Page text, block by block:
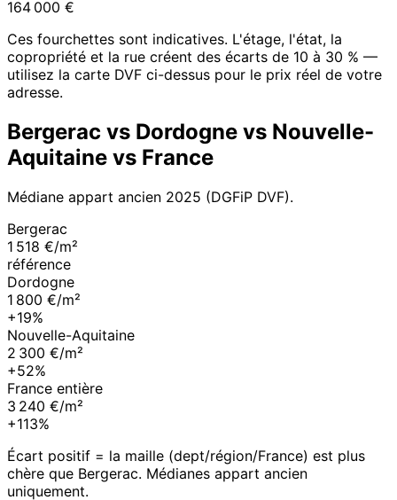
164 000 €
Ces fourchettes sont indicatives. L'étage, l'état, la
copropriété et la rue créent des écarts de 10 à 30 % —
utilisez la carte DVF ci-dessus pour le prix réel de votre
adresse.
Bergerac vs Dordogne vs Nouvelle-
Aquitaine vs France
Médiane appart ancien 2025 (DGFiP DVF).
Bergerac
1 518 €/m²
référence
Dordogne
1 800 €/m²
+19%
Nouvelle-Aquitaine
2 300 €/m²
+52%
France entière
3 240 €/m²
+113%
Écart positif = la maille (dept/région/France) est plus
chère que Bergerac. Médianes appart ancien
uniquement.